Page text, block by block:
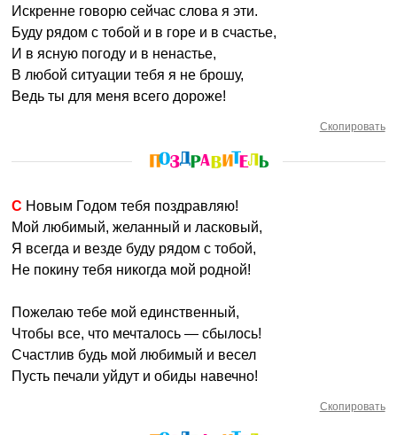
Искренне говорю сейчас слова я эти.
Буду рядом с тобой и в горе и в счастье,
И в ясную погоду и в ненастье,
В любой ситуации тебя я не брошу,
Ведь ты для меня всего дороже!
Скопировать
С Новым Годом тебя поздравляю!
Мой любимый, желанный и ласковый,
Я всегда и везде буду рядом с тобой,
Не покину тебя никогда мой родной!
Пожелаю тебе мой единственный,
Чтобы все, что мечталось — сбылось!
Счастлив будь мой любимый и весел
Пусть печали уйдут и обиды навечно!
Скопировать